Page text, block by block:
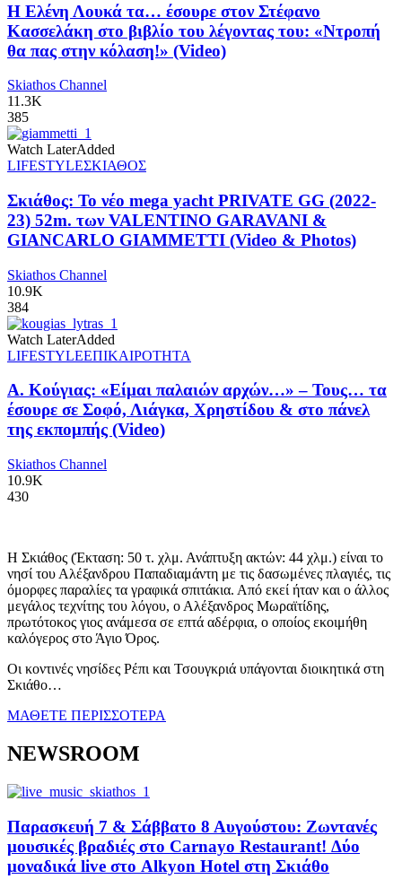
Η Ελένη Λουκά τα… έσουρε στον Στέφανο
Κασσελάκη στο βιβλίο του λέγοντας του: «Ντροπή
θα πας στην κόλαση!» (Video)
Skiathos Channel
11.3K
385
Watch LaterAdded
LIFESTYLEΣΚΙΑΘΟΣ
Σκιάθος: Το νέο mega yacht PRIVATE GG (2022-
23) 52m. των VALENTINO GARAVANI &
GIANCARLO GIAMMETTI (Video & Photos)
Skiathos Channel
10.9K
384
Watch LaterAdded
LIFESTYLEΕΠΙΚΑΙΡΟΤΗΤΑ
Α. Κούγιας: «Είμαι παλαιών αρχών…» – Τους… τα
έσουρε σε Σοφό, Λιάγκα, Χρηστίδου & στο πάνελ
της εκπομπής (Video)
Skiathos Channel
10.9K
430
Η Σκιάθος (Έκταση: 50 τ. χλμ. Ανάπτυξη ακτών: 44 χλμ.) είναι το
νησί του Αλέξανδρου Παπαδιαμάντη με τις δασωμένες πλαγιές, τις
όμορφες παραλίες τα γραφικά σπιτάκια. Από εκεί ήταν και ο άλλος
μεγάλος τεχνίτης του λόγου, ο Αλέξανδρος Μωραϊτίδης,
πρωτότοκος γιος ανάμεσα σε επτά αδέρφια, ο οποίος εκοιμήθη
καλόγερος στο Άγιο Όρος.
Οι κοντινές νησίδες Ρέπι και Τσουγκριά υπάγονται διοικητικά στη
Σκιάθο…
ΜΑΘΕΤΕ ΠΕΡΙΣΣΟΤΕΡΑ
NEWSROOM
Παρασκευή 7 & Σάββατο 8 Αυγούστου: Ζωντανές
μουσικές βραδιές στο Carnayo Restaurant! Δύο
μοναδικά live στο Alkyon Hotel στη Σκιάθο